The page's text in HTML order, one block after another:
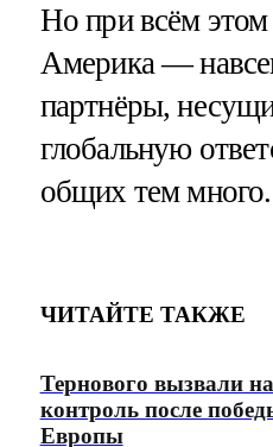
Но при всём этом
Америка —
партнёры,
глобальную
общих тем много.
ЧИТАЙТЕ ТАКЖЕ
Тернового вызвали
контроль после
Европы